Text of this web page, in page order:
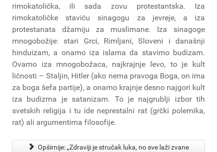
rimokatolička, ili sada zovu protestantska. Iza
rimokatoličke staviću sinagogu za jevreje, a iza
protestanata džamiju za muslimane. Iza sinagoge
mnogobožije: stari Grci, Rimljani, Sloveni i današnji
hinduizam, a onamo iza islama da stavimo budizam.
Ovamo iza mnogobožaca, najkrajnje levo, to je kult
ličnosti – Staljin, Hitler (ako nema pravoga Boga, on ima
za boga šefa partije), a onamo krajnje desno najgori kult
iza budizma je satanizam. To je najgrublji izbor tih
svetskih religija i tu ide neprestalni rat (grčki polemika,
rat) ali argumentima filosofije.
Opširnije: „Zdraviji je stručak luka, no sve laži zvane